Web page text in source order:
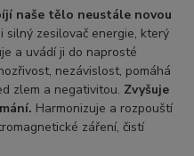
naše tělo neustále novou
silný zesilovač energie, který
a uvádí ji do naprosté
nezávislost, pomáhá
zlem a negativitou. Zvyšuje
Harmonizuje a rozpouští
záření, čistí